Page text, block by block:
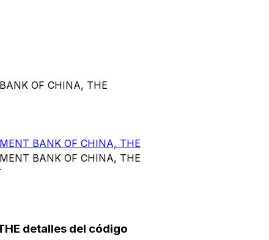
OF CHINA, THE
BANK OF CHINA, THE
BANK OF CHINA, THE
detalles del código